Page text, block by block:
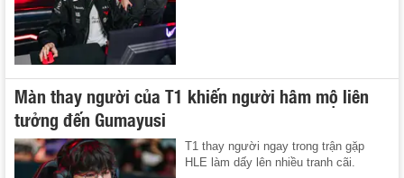
Màn thay người của T1 khiến người hâm mộ liên
tưởng đến Gumayusi
T1 thay người ngay trong trận gặp
HLE làm dấy lên nhiều tranh cãi.